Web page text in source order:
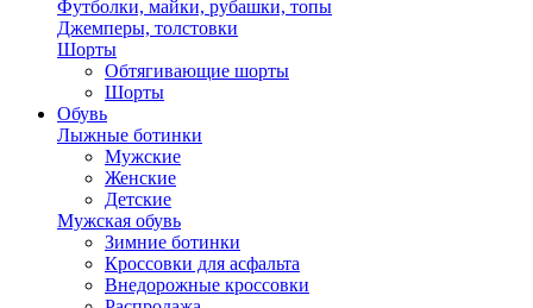
Футболки, майки, рубашки, топы
Джемперы, толстовки
Шорты
Обтягивающие шорты
Шорты
Обувь
Лыжные ботинки
Мужские
Женские
Детские
Мужская обувь
Зимние ботинки
Кроссовки для асфальта
Внедорожные кроссовки